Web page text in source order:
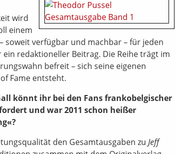
wird
einem
soweit verfügbar und machbar – für jeden
redaktioneller Beitrag. Die Reihe trägt im
befreit – sich seine eigenen
Fame entsteht.
könnt ihr bei den Fans frankobelgischer
und war 2011 schon heißer
den Gesamtausgaben zu Jeff